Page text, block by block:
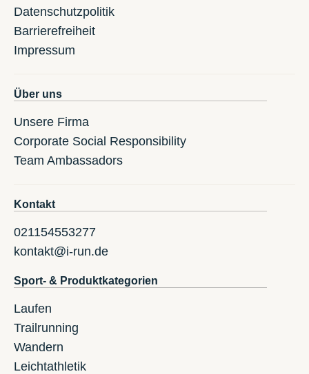
Datenschutzpolitik
Barrierefreiheit
Impressum
Über uns
Unsere Firma
Corporate Social Responsibility
Team Ambassadors
Kontakt
021154553277
kontakt@i-run.de
Sport- & Produktkategorien
Laufen
Trailrunning
Wandern
Leichtathletik